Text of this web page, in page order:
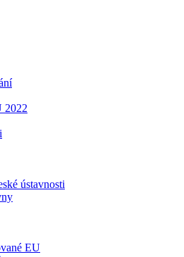
2022
ústavnosti
EU